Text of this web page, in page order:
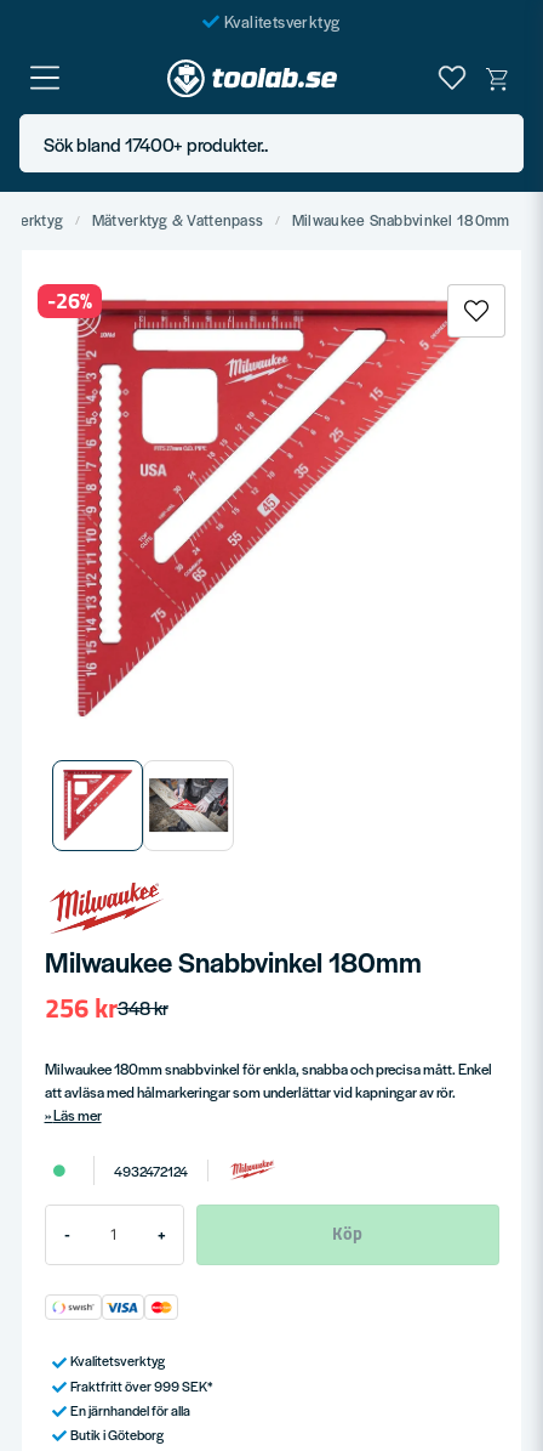
Kvalitetsverktyg
Fraktfritt över 999 SEK*
En järnhandel för alla
Butik i Göteborg
Sök bland 17400+ produkter..
Mätverktyg & Vattenpass Milwaukee Snabbvinkel 180mm
-26%
Milwaukee Snabbvinkel 180mm
348 kr
256 kr
Milwaukee 180mm snabbvinkel för enkla, snabba och precisa mått. Enkel
att avläsa med hålmarkeringar som underlättar vid kapningar av rör.
Läs mer
4932472124
- + Köp
Kvalitetsverktyg
Fraktfritt över 999 SEK*
En järnhandel för alla
Butik i Göteborg